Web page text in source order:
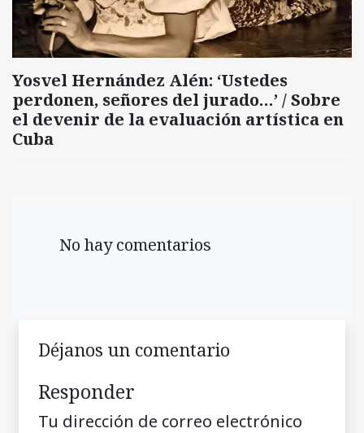
Yosvel Hernández Alén: ‘Ustedes
perdonen, señores del jurado…’ / Sobre
el devenir de la evaluación artística en
Cuba
No hay comentarios
Déjanos un comentario
Responder
Tu dirección de correo electrónico